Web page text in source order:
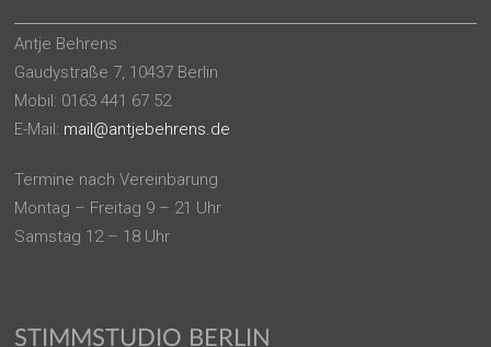
Antje Behrens
Gaudystraße 7, 10437 Berlin
Mobil: 0163 441 67 52
E-Mail: mail@antjebehrens.de
Termine nach Vereinbarung
Montag – Freitag 9 – 21 Uhr
Samstag 12 – 18 Uhr
STIMMSTUDIO BERLIN